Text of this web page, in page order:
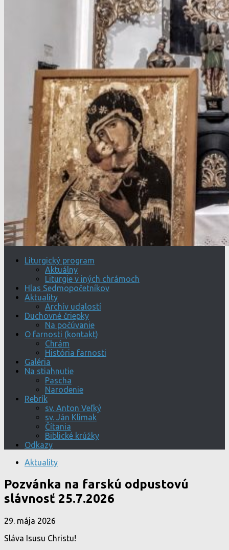
Liturgický program
Aktuálny
Liturgie v iných chrámoch
Hlas Sedmopočetníkov
Aktuality
Archív udalostí
Duchovné čriepky
Na počúvanie
O farnosti (kontakt)
Chrám
História farnosti
Galéria
Na stiahnutie
Pascha
Narodenie
Rebrík
sv. Anton Veľký
sv. Ján Klimak
Čítania
Biblické krúžky
Odkazy
Aktuality
Pozvánka na farskú odpustovú
slávnosť 25.7.2026
29. mája 2026
Sláva Isusu Christu!